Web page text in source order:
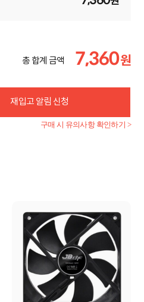
총 합계 금액 7,360원
재입고 알림 신청
구매 시 유의사항 확인하기 >